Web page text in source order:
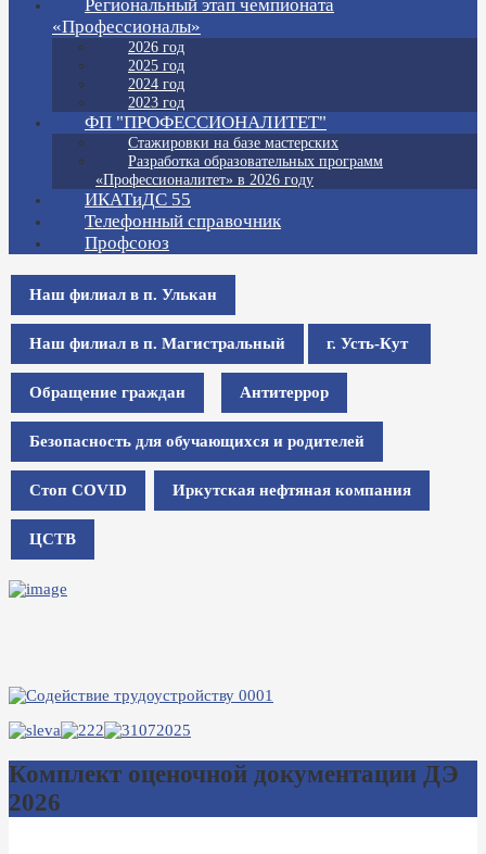
Региональный этап чемпионата
«Профессионалы»
2026 год
2025 год
2024 год
2023 год
ФП "ПРОФЕССИОНАЛИТЕТ"
Стажировки на базе мастерских
Разработка образовательных программ
«Профессионалитет» в 2026 году
ИКАТиДС 55
Телефонный справочник
Профсоюз
Наш филиал в п. Улькан
Наш филиал в п. Магистральный г. Усть-Кут
Обращение граждан Антитеррор
Безопасность для обучающихся и родителей
Стоп COVID Иркутская нефтяная компания
ЦСТВ
Комплект оценочной документации ДЭ
2026